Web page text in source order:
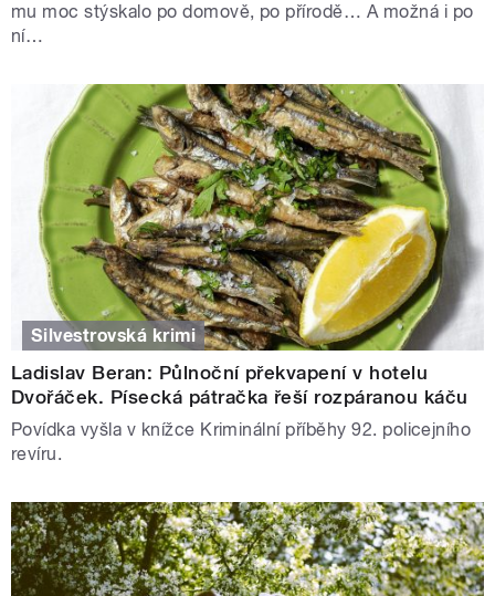
mu moc stýskalo po domově, po přírodě… A možná i po
ní…
Silvestrovská krimi
Ladislav Beran: Půlnoční překvapení v hotelu
Dvořáček. Písecká pátračka řeší rozpáranou káču
Povídka vyšla v knížce Kriminální příběhy 92. policejního
revíru.